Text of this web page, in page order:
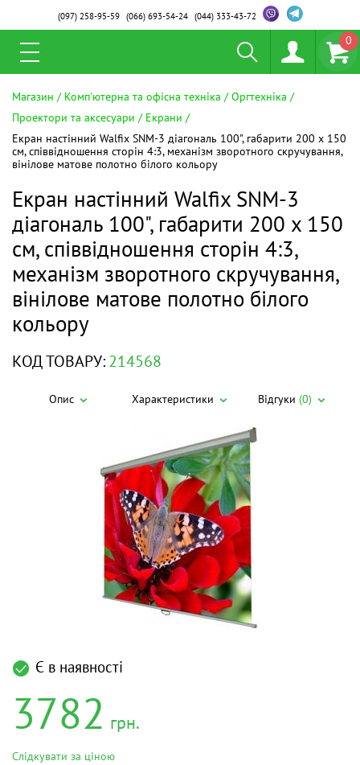
(097)258-95-59 (066)693-54-24 (044)333-43-72
0
Магазин Комп'ютерна та офісна техніка
Оргтехніка
Проектори та аксесуари
Екрани
Екран настінний Walfix SNM-3 діагональ 100", габарити 200 х 150
см, співвідношення сторін 4:3, механізм зворотного скручування,
вінілове матове полотно білого кольору
Екран настінний Walfix SNM-3
діагональ 100", габарити 200 х 150
см, співвідношення сторін 4:3,
механізм зворотного скручування,
вінілове матове полотно білого
кольору
КОД ТОВАРУ:214568
Опис Характеристики Відгуки(0)
Є в наявності
3782 грн.
Слідкувати за ціною